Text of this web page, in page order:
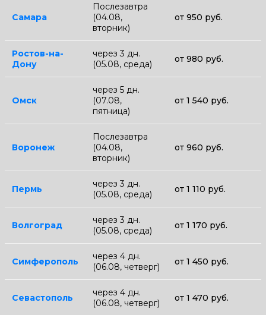
Самара
Послезавтра
(04.08,
вторник)
от 950 руб.
Ростов-на-
Дону
через 3 дн.
(05.08, среда)
от 980 руб.
Омск
через 5 дн.
(07.08,
пятница)
от 1 540 руб.
Воронеж
Послезавтра
(04.08,
вторник)
от 960 руб.
Пермь
через 3 дн.
(05.08, среда)
от 1 110 руб.
Волгоград
через 3 дн.
(05.08, среда)
от 1 170 руб.
Симферополь
через 4 дн.
(06.08, четверг)
от 1 450 руб.
Севастополь
через 4 дн.
(06.08, четверг)
от 1 470 руб.